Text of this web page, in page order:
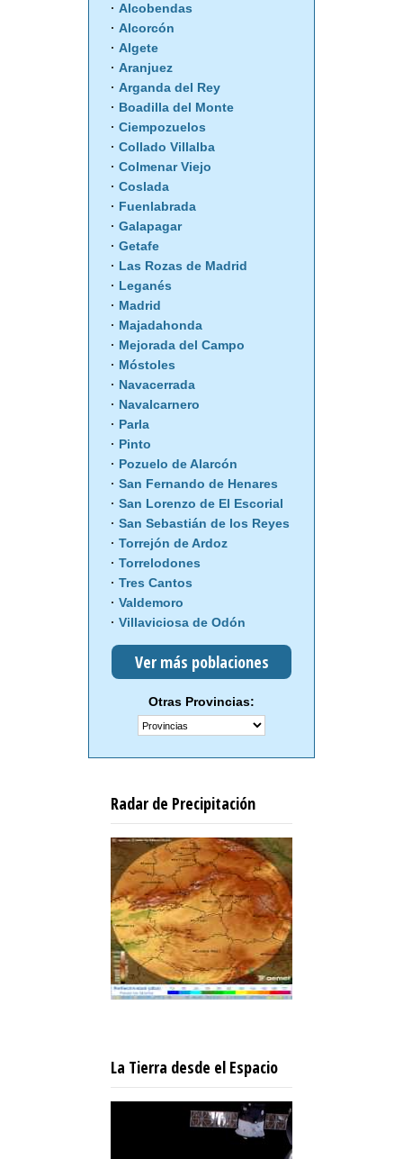
Alcobendas
Alcorcón
Algete
Aranjuez
Arganda del Rey
Boadilla del Monte
Ciempozuelos
Collado Villalba
Colmenar Viejo
Coslada
Fuenlabrada
Galapagar
Getafe
Las Rozas de Madrid
Leganés
Madrid
Majadahonda
Mejorada del Campo
Móstoles
Navacerrada
Navalcarnero
Parla
Pinto
Pozuelo de Alarcón
San Fernando de Henares
San Lorenzo de El Escorial
San Sebastián de los Reyes
Torrejón de Ardoz
Torrelodones
Tres Cantos
Valdemoro
Villaviciosa de Odón
Ver más poblaciones
Otras Provincias:
Radar de Precipitación
La Tierra desde el Espacio